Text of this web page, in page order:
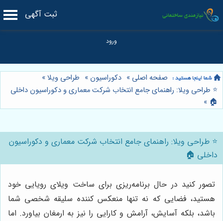
ثبت آگهی
صفحه اصلی » دکوراسیون » طراحی ویلا»
⭐️ طراحی ویلا: راهنمای جامع انتخاب شرکت معماری و دکوراسیون داخلی
🏠
»
⭐️ طراحی ویلا: راهنمای جامع انتخاب شرکت معماری و دکوراسیون
داخلی 🏠
تصور کنید در حال برنامه‌ریزی برای ساخت ویلای رویایی خود
هستید، فضایی که نه تنها منعکس کننده سلیقه شخصی شما
باشد، بلکه آسایش، آرامش و کارایی را نیز به ارمغان بیاورد. اما